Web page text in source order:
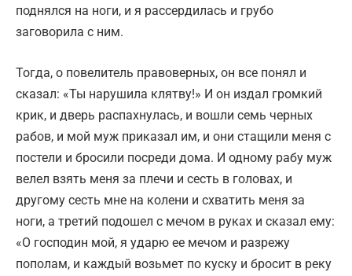
поднялся на ноги, и я рассердилась и грубо
заговорила с ним.
Тогда, о повелитель правоверных, он все понял и
сказал: «Ты нарушила клятву!» И он издал громкий
крик, и дверь распахнулась, и вошли семь черных
рабов, и мой муж приказал им, и они стащили меня с
постели и бросили посреди дома. И одному рабу муж
велел взять меня за плечи и сесть в головах, и
другому сесть мне на колени и схватить меня за
ноги, а третий подошел с мечом в руках и сказал ему:
«О господин мой, я ударю ее мечом и разрежу
пополам, и каждый возьмет по куску и бросит в реку